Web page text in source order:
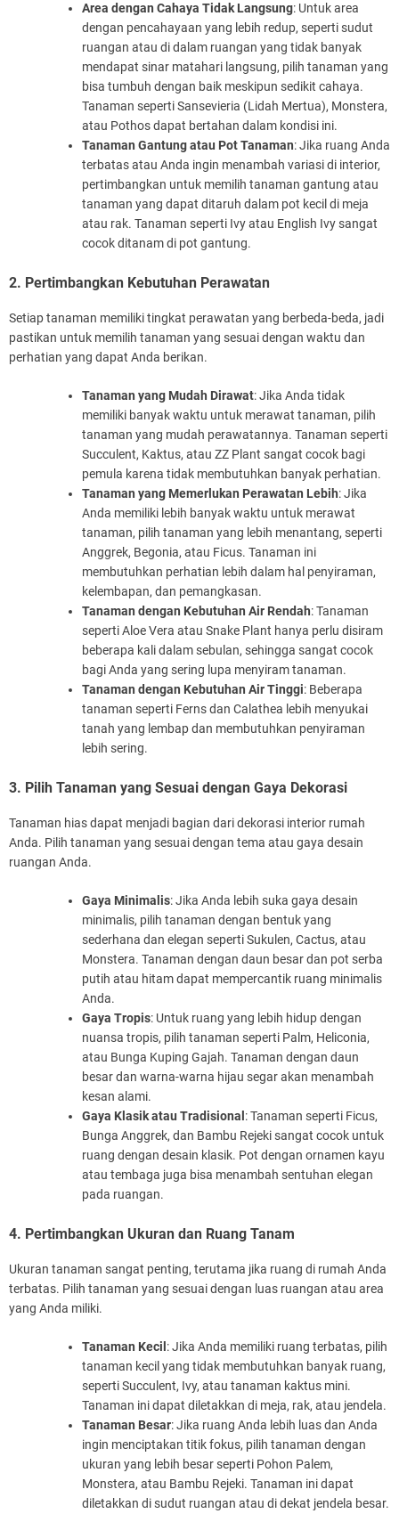
Area dengan Cahaya Tidak Langsung: Untuk area
dengan pencahayaan yang lebih redup, seperti sudut
ruangan atau di dalam ruangan yang tidak banyak
mendapat sinar matahari langsung, pilih tanaman yang
bisa tumbuh dengan baik meskipun sedikit cahaya.
Tanaman seperti Sansevieria (Lidah Mertua), Monstera,
atau Pothos dapat bertahan dalam kondisi ini.
Tanaman Gantung atau Pot Tanaman: Jika ruang Anda
terbatas atau Anda ingin menambah variasi di interior,
pertimbangkan untuk memilih tanaman gantung atau
tanaman yang dapat ditaruh dalam pot kecil di meja
atau rak. Tanaman seperti Ivy atau English Ivy sangat
cocok ditanam di pot gantung.
2. Pertimbangkan Kebutuhan Perawatan
Setiap tanaman memiliki tingkat perawatan yang berbeda-beda, jadi
pastikan untuk memilih tanaman yang sesuai dengan waktu dan
perhatian yang dapat Anda berikan.
Tanaman yang Mudah Dirawat: Jika Anda tidak
memiliki banyak waktu untuk merawat tanaman, pilih
tanaman yang mudah perawatannya. Tanaman seperti
Succulent, Kaktus, atau ZZ Plant sangat cocok bagi
pemula karena tidak membutuhkan banyak perhatian.
Tanaman yang Memerlukan Perawatan Lebih: Jika
Anda memiliki lebih banyak waktu untuk merawat
tanaman, pilih tanaman yang lebih menantang, seperti
Anggrek, Begonia, atau Ficus. Tanaman ini
membutuhkan perhatian lebih dalam hal penyiraman,
kelembapan, dan pemangkasan.
Tanaman dengan Kebutuhan Air Rendah: Tanaman
seperti Aloe Vera atau Snake Plant hanya perlu disiram
beberapa kali dalam sebulan, sehingga sangat cocok
bagi Anda yang sering lupa menyiram tanaman.
Tanaman dengan Kebutuhan Air Tinggi: Beberapa
tanaman seperti Ferns dan Calathea lebih menyukai
tanah yang lembap dan membutuhkan penyiraman
lebih sering.
3. Pilih Tanaman yang Sesuai dengan Gaya Dekorasi
Tanaman hias dapat menjadi bagian dari dekorasi interior rumah
Anda. Pilih tanaman yang sesuai dengan tema atau gaya desain
ruangan Anda.
Gaya Minimalis: Jika Anda lebih suka gaya desain
minimalis, pilih tanaman dengan bentuk yang
sederhana dan elegan seperti Sukulen, Cactus, atau
Monstera. Tanaman dengan daun besar dan pot serba
putih atau hitam dapat mempercantik ruang minimalis
Anda.
Gaya Tropis: Untuk ruang yang lebih hidup dengan
nuansa tropis, pilih tanaman seperti Palm, Heliconia,
atau Bunga Kuping Gajah. Tanaman dengan daun
besar dan warna-warna hijau segar akan menambah
kesan alami.
Gaya Klasik atau Tradisional : Tanaman seperti Ficus,
Bunga Anggrek, dan Bambu Rejeki sangat cocok untuk
ruang dengan desain klasik. Pot dengan ornamen kayu
atau tembaga juga bisa menambah sentuhan elegan
pada ruangan.
4. Pertimbangkan Ukuran dan Ruang Tanam
Ukuran tanaman sangat penting, terutama jika ruang di rumah Anda
terbatas. Pilih tanaman yang sesuai dengan luas ruangan atau area
yang Anda miliki.
Tanaman Kecil : Jika Anda memiliki ruang terbatas, pilih
tanaman kecil yang tidak membutuhkan banyak ruang,
seperti Succulent, Ivy, atau tanaman kaktus mini.
Tanaman ini dapat diletakkan di meja, rak, atau jendela.
Tanaman Besar: Jika ruang Anda lebih luas dan Anda
ingin menciptakan titik fokus, pilih tanaman dengan
ukuran yang lebih besar seperti Pohon Palem,
Monstera, atau Bambu Rejeki. Tanaman ini dapat
diletakkan di sudut ruangan atau di dekat jendela besar.